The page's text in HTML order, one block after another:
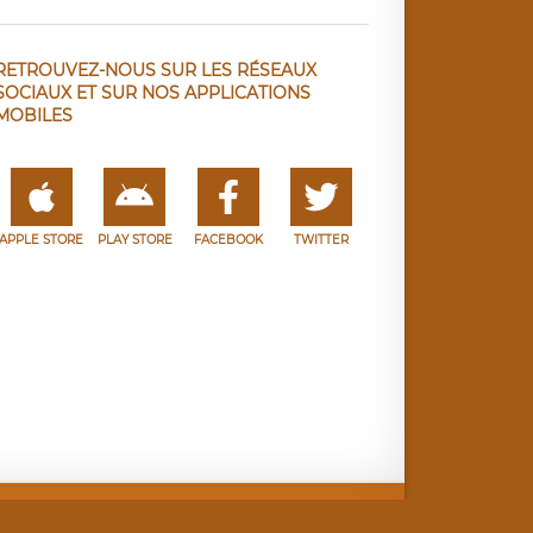
NOUS SUR LES RÉSEAUX
ET SUR NOS APPLICATIONS
APPLE STORE PLAY STORE FACEBOOK TWITTER